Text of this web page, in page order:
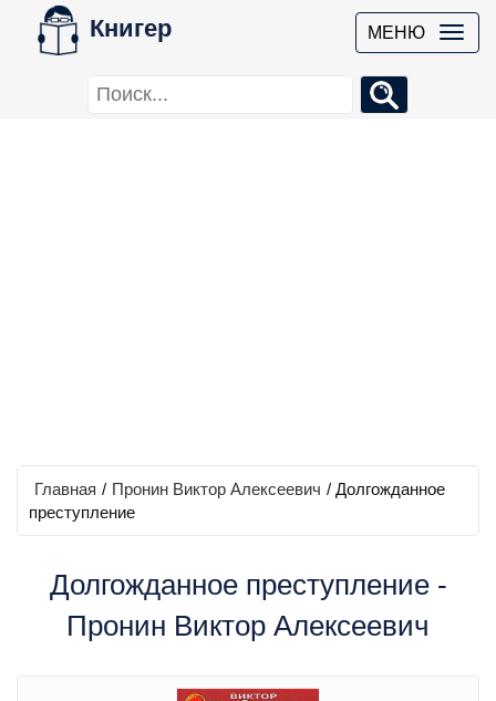
Книгер МЕНЮ
Главная / Пронин Виктор Алексеевич / Долгожданное
преступление
Долгожданное преступление -
Пронин Виктор Алексеевич